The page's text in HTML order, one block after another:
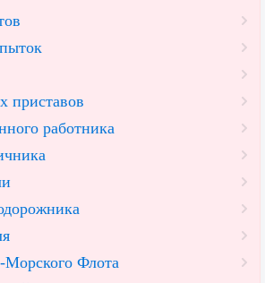
приставов
работника
Флота